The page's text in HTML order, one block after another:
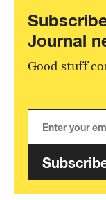
Journal
Good stuff